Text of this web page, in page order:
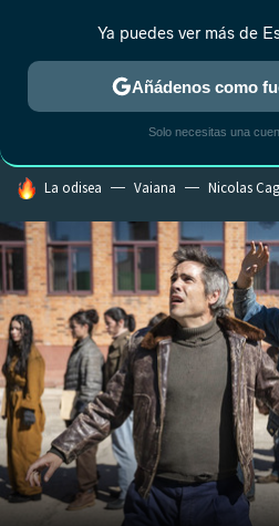
ESTRENOS REALITY
HOY SE HABLA DE
La odisea Vaiana Nicolas
Ya puedes ver más de
Añádenos como
Solo necesitas una